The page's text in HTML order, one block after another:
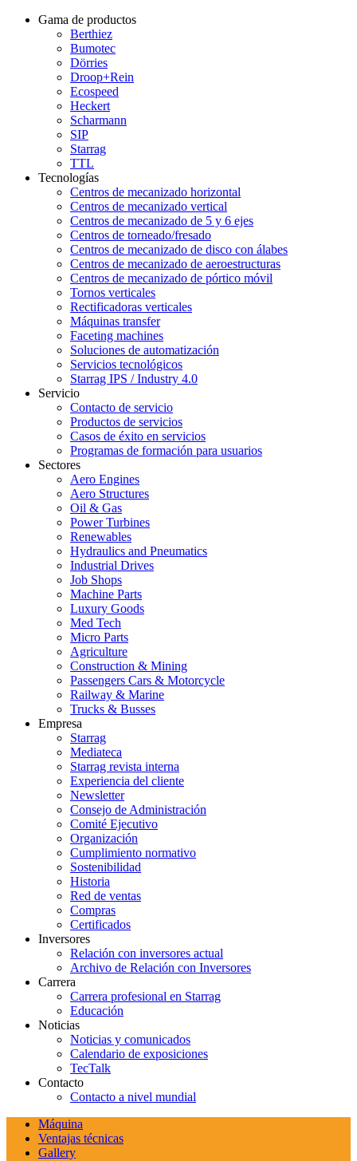
Gama de productos
Berthiez
Bumotec
Dörries
Droop+Rein
Ecospeed
Heckert
Scharmann
SIP
Starrag
TTL
Tecnologías
Centros de mecanizado horizontal
Centros de mecanizado vertical
Centros de mecanizado de 5 y 6 ejes
Centros de torneado/fresado
Centros de mecanizado de disco con álabes
Centros de mecanizado de aeroestructuras
Centros de mecanizado de pórtico móvil
Tornos verticales
Rectificadoras verticales
Máquinas transfer
Faceting machines
Soluciones de automatización
Servicios tecnológicos
Starrag IPS / Industry 4.0
Servicio
Contacto de servicio
Productos de servicios
Casos de éxito en servicios
Programas de formación para usuarios
Sectores
Aero Engines
Aero Structures
Oil & Gas
Power Turbines
Renewables
Hydraulics and Pneumatics
Industrial Drives
Job Shops
Machine Parts
Luxury Goods
Med Tech
Micro Parts
Agriculture
Construction & Mining
Passengers Cars & Motorcycle
Railway & Marine
Trucks & Busses
Empresa
Starrag
Mediateca
Starrag revista interna
Experiencia del cliente
Newsletter
Consejo de Administración
Comité Ejecutivo
Organización
Cumplimiento normativo
Sostenibilidad
Historia
Red de ventas
Compras
Certificados
Inversores
Relación con inversores actual
Archivo de Relación con Inversores
Carrera
Carrera profesional en Starrag
Educación
Noticias
Noticias y comunicados
Calendario de exposiciones
TecTalk
Contacto
Contacto a nivel mundial
Máquina
Ventajas técnicas
Gallery